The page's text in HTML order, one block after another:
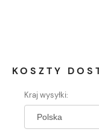
KOSZTY
KOSZTÓW
Kraj wysyłki: